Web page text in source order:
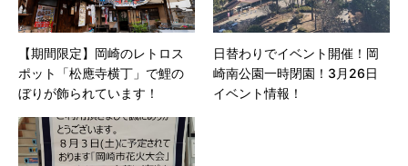
【期間限定】岡崎のレトロス
ポット「松應寺横丁」で鯉の
ぼりが飾られています！
日替わりでイベント開催！岡
崎南公園一時閉園！3月26日
イベント情報！